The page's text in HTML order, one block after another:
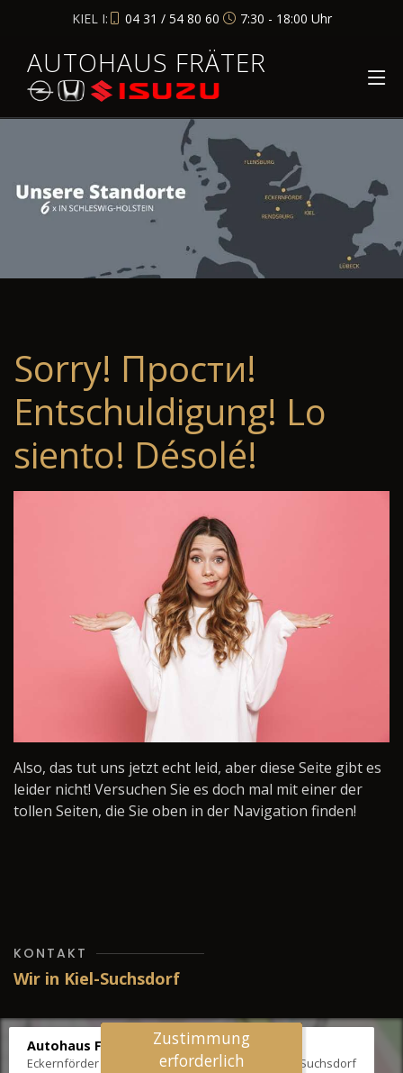
KIEL I: 04 31 / 54 80 60 7:30 - 18:00 Uhr
AUTOHAUS FRÄTER
Sorry! Прости!
Entschuldigung! Lo
siento! Désolé!
Also, das tut uns jetzt echt leid, aber diese Seite gibt es
leider nicht! Versuchen Sie es doch mal mit einer der
tollen Seiten, die Sie oben in der Navigation finden!
KONTAKT
Wir in Kiel-Suchsdorf
Autohaus Fräter
Eckernförder Str. /Klausbrooker Weg 1, 24107 Kiel-Suchsdorf
Zustimmung
erforderlich